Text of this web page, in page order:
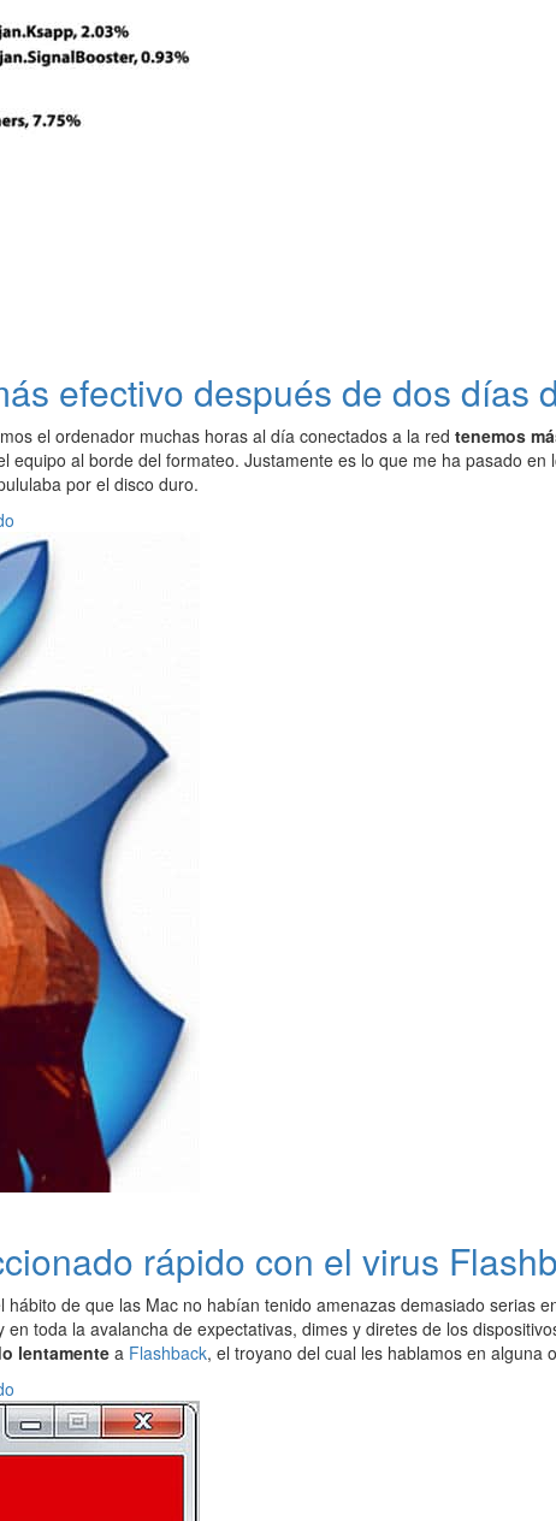
efectivo después de dos días
el ordenador muchas horas al día conectados a la red tenemos
equipo al borde del formateo. Justamente es lo que me ha pasado
por el disco duro.
rápido con el virus
hábito de que las Mac no habían tenido amenazas demasiado serias
en toda la avalancha de expectativas, dimes y diretes de los
lentamente a Flashback, el troyano del cual les hablamos en alguna